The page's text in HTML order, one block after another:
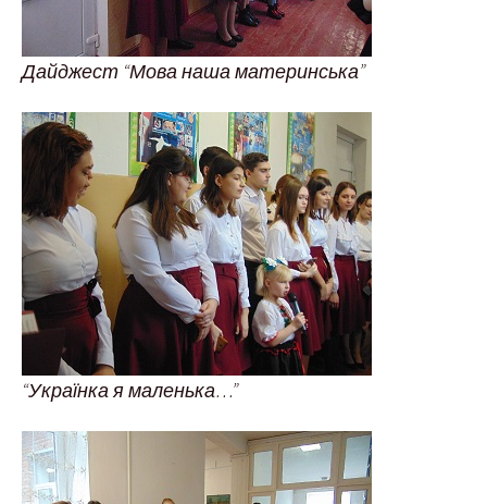
Дайджест “Мова наша материнська”
“Українка я маленька…”